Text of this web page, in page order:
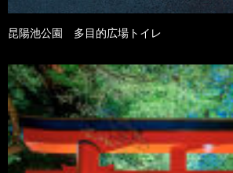
昆陽池公園 多目的広場トイレ